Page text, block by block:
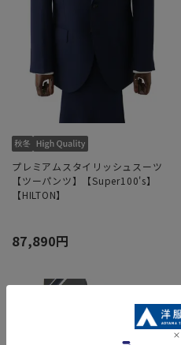
プレミアムスタイリッシュスーツ
【ツーパンツ】【Super100's】
【HILTON】
87,890円